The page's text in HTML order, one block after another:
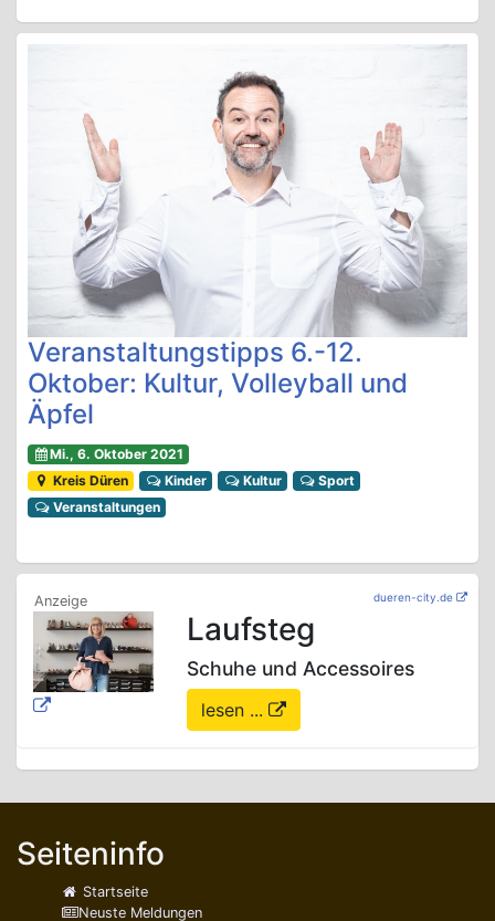
Veranstaltungstipps 6.-12.
Oktober: Kultur, Volleyball und
Äpfel
Mi., 6. Oktober 2021
Kreis Düren
Kinder Kultur
Sport
Veranstaltungen
dueren-city.de
Laufsteg
Schuhe und Accessoires
lesen ...
Seiteninfo
Startseite
Neuste Meldungen